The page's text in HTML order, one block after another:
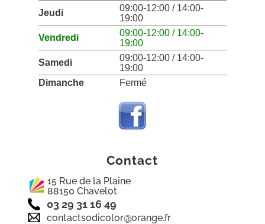
Jeudi
09:00-12:00 / 14:00-
19:00
Vendredi
09:00-12:00 / 14:00-
19:00
Samedi
09:00-12:00 / 14:00-
19:00
Dimanche
Fermé
Contact
15 Rue de la Plaine
88150 Chavelot
03 29 31 16 49
contactsodicolor@orange.fr